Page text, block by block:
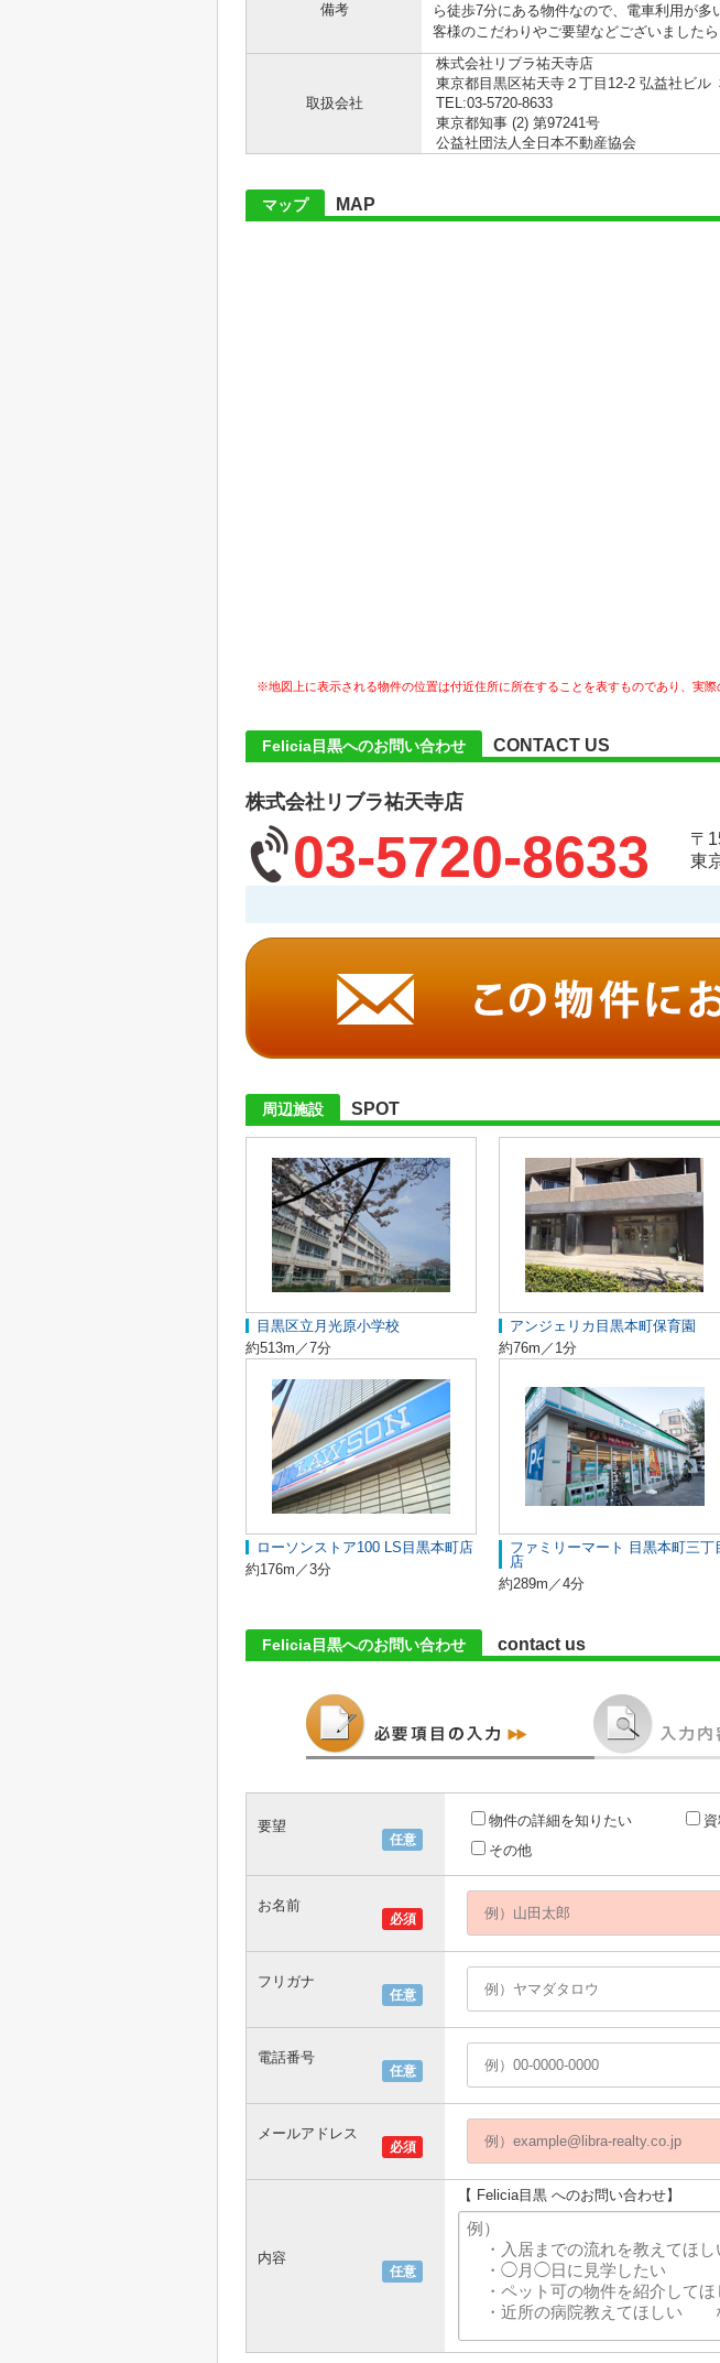
備考
ら徒歩7分にある物件なので、電車利用が
客様のこだわりやご要望などございました
取扱会社
株式会社リブラ祐天寺店
東京都目黒区祐天寺２丁目12-2 弘益社ビル
TEL:03-5720-8633
東京都知事 (2) 第97241号
公益社団法人全日本不動産協会
マップ MAP
※地図上に表示される物件の位置は付近住所に所在することを表すものであり、実際
Felicia目黒へのお問い合わせ CONTACT US
株式会社リブラ祐天寺店
03-5720-8633
〒
東
周辺施設 SPOT
目黒区立月光原小学校
約513m／7分
アンジェリカ目黒本町保育園
約76m／1分
ローソンストア100 LS目黒本町店
約176m／3分
ファミリーマート 目黒本町三丁
店
約289m／4分
Felicia目黒へのお問い合わせ contact us
任意
要望 物件の詳細を知りたい
その他
必須
お名前
任意
フリガナ
任意
電話番号
必須
メールアドレス
任意
内容
【 Felicia目黒 へのお問い合わせ】